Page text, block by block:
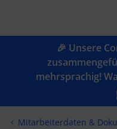
🎉 Unsere
mehrsprachig!
Mitarbeiterdaten &